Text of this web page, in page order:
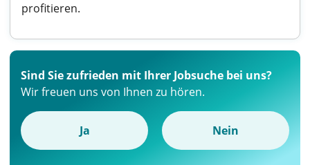
profitieren.
Sind Sie zufrieden mit Ihrer Jobsuche bei uns?
Wir freuen uns von Ihnen zu hören.
Ja Nein